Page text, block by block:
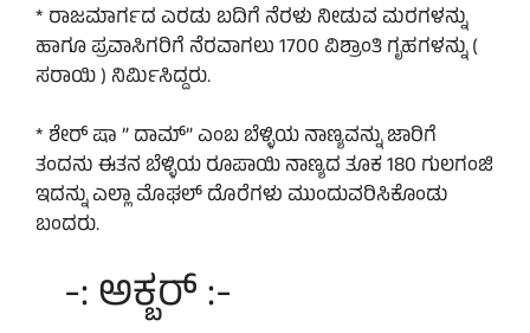
* ರಾಜಮಾರ್ಗದ ಎರಡು ಬದಿಗೆ ನೆರಳು ನೀಡುವ ಮರಗಳನ್ನು
ಹಾಗೂ ಪ್ರವಾಸಿಗರಿಗೆ ನೆರವಾಗಲು 1700 ವಿಶ್ರಾಂತಿ ಗೃಹಗಳನ್ನು (
ಸರಾಯಿ ) ನಿರ್ಮಿಸಿದ್ದರು.
* ಶೇರ್ ಷಾ ” ದಾಮ್” ಎಂಬ ಬೆಳ್ಳಿಯ ನಾಣ್ಯವನ್ನು ಜಾರಿಗೆ
ತಂದನು ಈತನ ಬೆಳ್ಳಿಯ ರೂಪಾಯಿ ನಾಣ್ಯದ ತೂಕ 180 ಗುಲಗಂಜಿ
ಇದನ್ನು ಎಲ್ಲಾ ಮೊಘಲ್ ದೊರೆಗಳು ಮುಂದುವರಿಸಿಕೊಂಡು
ಬಂದರು.
-: ಅಕ್ಬರ್ :-